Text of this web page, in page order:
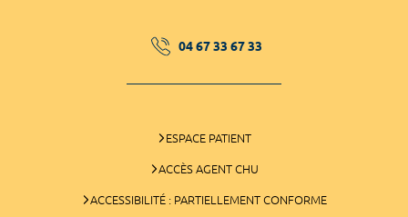
04 67 33 67 33
ESPACE PATIENT
ACCÈS AGENT CHU
ACCESSIBILITÉ : PARTIELLEMENT CONFORME